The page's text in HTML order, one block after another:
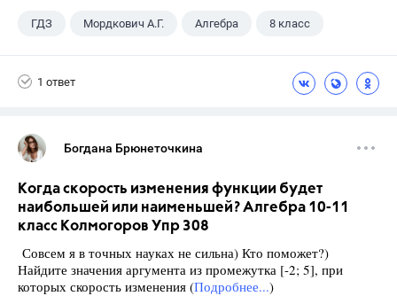
ГДЗ Мордкович А.Г. Алгебра 8 класс
1 ответ
Богдана Брюнеточкина
Когда скорость изменения функции будет
наибольшей или наименьшей? Алгебра 10-11
класс Колмогоров Упр 308
Совсем я в точных науках не сильна) Кто поможет?)
Найдите значения аргумента из промежутка [-2; 5], при
которых скорость изменения (Подробнее...)